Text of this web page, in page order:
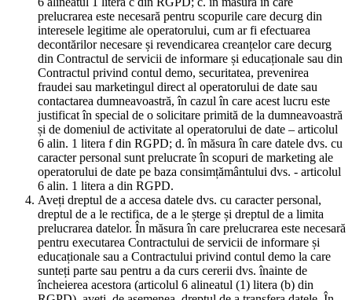
prelucrarea este necesară pentru scopurile care decurg din
interesele legitime ale operatorului, cum ar fi efectuarea
decontărilor necesare și revendicarea creanțelor care decurg
din Contractul de servicii de informare și educaționale sau din
Contractul privind contul demo, securitatea, prevenirea
fraudei sau marketingul direct al operatorului de date sau
contactarea dumneavoastră, în cazul în care acest lucru este
justificat în special de o solicitare primită de la dumneavoastră
și de domeniul de activitate al operatorului de date – articolul
6 alin. 1 litera f din RGPD; d. în măsura în care datele dvs. cu
caracter personal sunt prelucrate în scopuri de marketing ale
operatorului de date pe baza consimțământului dvs. - articolul
6 alin. 1 litera a din RGPD.
Aveți dreptul de a accesa datele dvs. cu caracter personal,
dreptul de a le rectifica, de a le șterge și dreptul de a limita
prelucrarea datelor. În măsura în care prelucrarea este necesară
pentru executarea Contractului de servicii de informare și
educaționale sau a Contractului privind contul demo la care
sunteți parte sau pentru a da curs cererii dvs. înainte de
încheierea acestora (articolul 6 alineatul (1) litera (b) din